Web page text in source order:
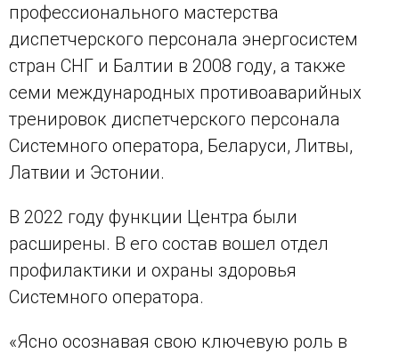
профессионального мастерства
диспетчерского персонала энергосистем
стран СНГ и Балтии в 2008 году, а также
семи международных противоаварийных
тренировок диспетчерского персонала
Системного оператора, Беларуси, Литвы,
Латвии и Эстонии.
В 2022 году функции Центра были
расширены. В его состав вошел отдел
профилактики и охраны здоровья
Системного оператора.
«Ясно осознавая свою ключевую роль в